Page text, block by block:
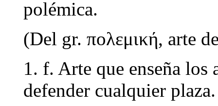
polémica.
(Del gr. πολεμική, arte
1. f. Arte que enseña los
defender cualquier plaza.